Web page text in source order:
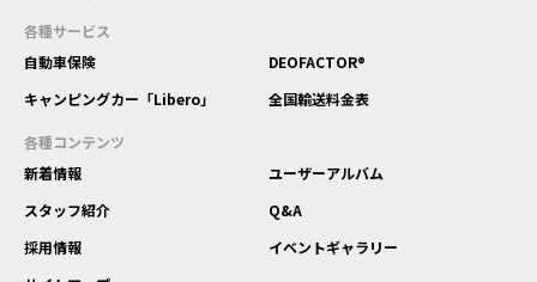
各種サービス
自動車保険
DEOFACTOR®
キャンピングカー「Libero」
全国輸送料金表
各種コンテンツ
新着情報
ユーザーアルバム
スタッフ紹介
Q&A
採用情報
イベントギャラリー